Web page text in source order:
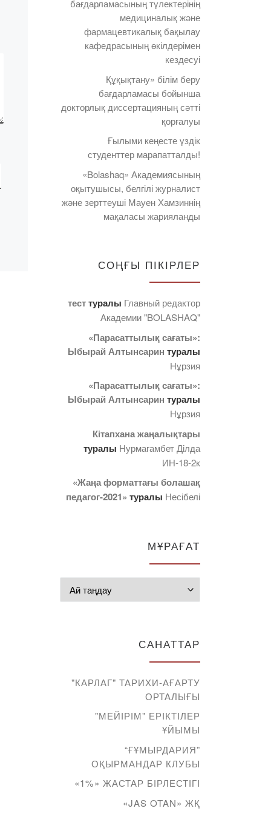
бағдарламасының түлектерінің
медициналық және
фармацевтикалық бақылау
кафедрасының өкілдерімен
кездесуі
Құқықтану» білім беру
бағдарламасы бойынша
докторлық диссертацияның сәтті
қорғалуы
Ғылыми кеңесте үздік
студенттер марапатталды!
«Bolashaq» Академиясының
оқытушысы, белгілі журналист
және зерттеуші Мауен Хамзиннің
мақаласы жарияланды
СОҢҒЫ ПІКІРЛЕР
тесттуралы Главный редактор
Академии "BOLASHAQ"
«Парасаттылық сағаты»:
Ыбырай Алтынсарин туралы
Нұрзия
«Парасаттылық сағаты»:
Ыбырай Алтынсарин туралы
Нұрзия
Кітапхана жаңалықтары
туралы Нурмагамбет Дiлда
ИН-18-2к
«Жаңа форматтағы болашақ
педагог-2021» туралы Несібелі
МҰРАҒАТ
САНАТТАР
"КАРЛАГ" ТАРИХИ-АҒАРТУ
ОРТАЛЫҒЫ
"МЕЙІРІМ" ЕРІКТІЛЕР
ҰЙЫМЫ
“ҒҰМЫРДАРИЯ”
ОҚЫРМАНДАР КЛУБЫ
«1%» ЖАСТАР БІРЛЕСТІГІ
«JAS OTAN» ЖҚ